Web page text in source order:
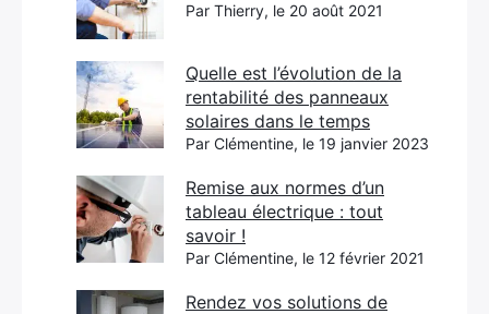
Par Thierry, le 20 août 2021
Quelle est l’évolution de la
rentabilité des panneaux
solaires dans le temps
Par Clémentine, le 19 janvier 2023
Remise aux normes d’un
tableau électrique : tout
savoir !
Par Clémentine, le 12 février 2021
Rendez vos solutions de